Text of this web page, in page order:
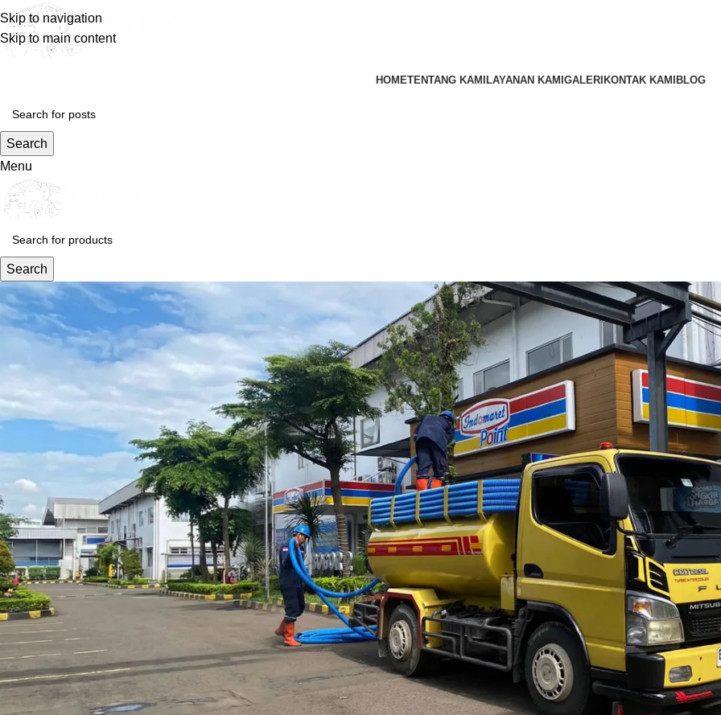
Skip to navigation
Skip to main content
HOMETENTANG KAMI LAYANAN KAMI GALERI KONTAK KAMI BLOG
Search
Menu
Search
Blog
Home Layanan Kami
Layanan Kami
Layanan Sedot WC dan Tinja Wilayah Jelambar dan Sekitarnya
barayakembar23
On April 22, 2024
0
Perawatan rumah yang baik bukan hanya tentang interior atau eksteriornya saja, akan tetapi juga termasuk sistem
ada kerusakan pada sanitasi dirumah atau bangunan maka bisa menimbulkan berbagai masalah. Misalnya saluran atau WC
bisa menimbulkan bau tidak sedap atau mencemari lingkungan sekitar. Maka dari itu, bagi Anda yang tinggal di sekitar Jakarta
bisa menggunakan
Jasa Sedot WC Jelambarterbaik.
Jelambar sendiri merupakan sebuah kelurahan yang ada di Kecamatan Grogol Petamburan, Jakarta Barat. Berdasarkan
barat.jakarta.go.id, jumlah penduduknya sekitar 36,206 jiwa dan jumlah KK nya adalah 12.277. Untuk luas wilayahnya sendiri
Ha.